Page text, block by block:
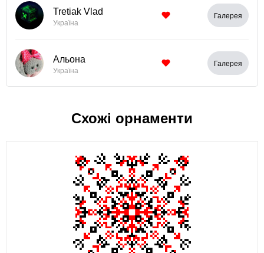
Tretiak Vlad
Україна
Галерея
Альона
Україна
Галерея
Схожі орнаменти